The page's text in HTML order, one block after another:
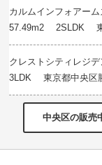
カルムインフォアー
57.49m2 2SLDK 東京都中央区湊3-11-5 新富町駅徒歩5
分
クレストシティレジデ
中央区の販売